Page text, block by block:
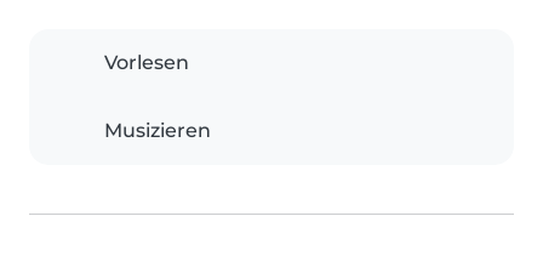
Vorlesen
Musizieren